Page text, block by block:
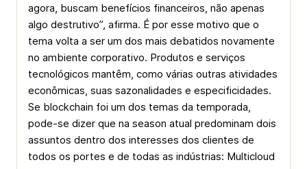
agora, buscam benefícios financeiros, não apenas
algo destrutivo”, afirma. É por esse motivo que o
tema volta a ser um dos mais debatidos novamente
no ambiente corporativo. Produtos e serviços
tecnológicos mantêm, como várias outras atividades
econômicas, suas sazonalidades e especificidades.
Se blockchain foi um dos temas da temporada,
pode-se dizer que na season atual predominam dois
assuntos dentro dos interesses dos clientes de
todos os portes e de todas as indústrias: Multicloud